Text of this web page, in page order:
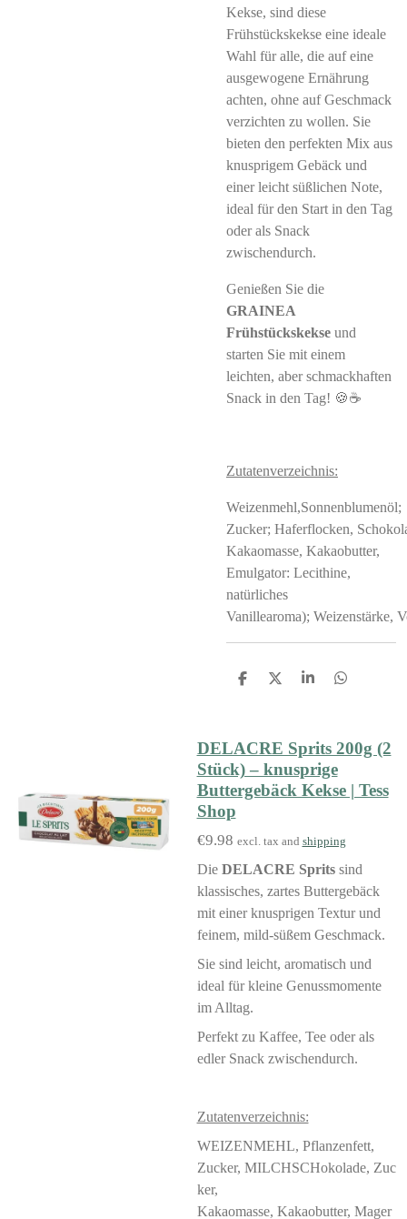
Kekse, sind diese
Frühstückskekse eine ideale
Wahl für alle, die auf eine
ausgewogene Ernährung
achten, ohne auf Geschmack
verzichten zu wollen. Sie
bieten den perfekten Mix aus
knusprigem Gebäck und
einer leicht süßlichen Note,
ideal für den Start in den Tag
oder als Snack
zwischendurch.
Genießen Sie die
GRAINEA
Frühstückskekse und
starten Sie mit einem
leichten, aber schmackhaften
Snack in den Tag! 🍪☕
Zutatenverzeichnis:
Weizenmehl,Sonnenblumenöl;
Zucker; Haferflocken,
Kakaomasse, Kakaobutter,
Emulgator: Lecithine,
natürliches
Vanillearoma); Weizenstärke,
S
e
S
e
S
S
e
DELACRE Sprits 200g (2
Stück) – knusprige
Buttergebäck Kekse | Tess
Shop
€9.98 excl. tax and shipping
Die DELACRE Spritssind
klassisches, zartes Buttergebäck
mit einer knusprigen Textur und
feinem, mild-süßem Geschmack.
Sie sind leicht, aromatisch und
ideal für kleine Genussmomente
im Alltag.
Perfekt zu Kaffee, Tee oder als
edler Snack zwischendurch.
Zutatenverzeichnis:
WEIZENMEHL, Pflanzenfett,
Zucker, MILCHSCHokolade, Zuc
ker,
Kakaomasse, Kakaobutter, Mager